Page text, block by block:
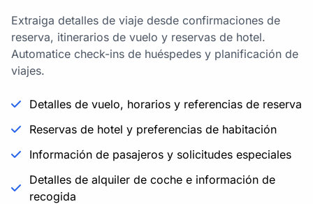
Extraiga detalles de viaje desde confirmaciones de
reserva, itinerarios de vuelo y reservas de hotel.
Automatice check-ins de huéspedes y planificación de
viajes.
Detalles de vuelo, horarios y referencias de reserva
Reservas de hotel y preferencias de habitación
Información de pasajeros y solicitudes especiales
Detalles de alquiler de coche e información de
recogida